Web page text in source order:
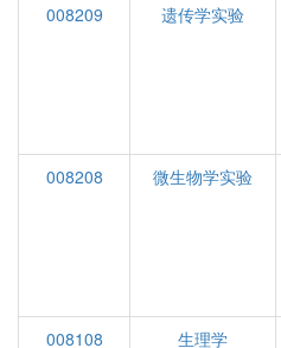
008209 遗传学实验
008208
微生物学实验
008108
生理学